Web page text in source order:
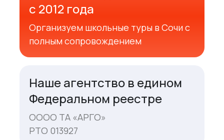
с 2012 года
Организуем школьные туры в Сочи с
полным сопровождением
Наше агентство в едином
Федеральном реестре
ОООО ТА «АРГО»
РТО 013927